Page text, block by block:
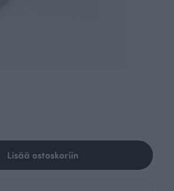
Lisää ostoskoriin